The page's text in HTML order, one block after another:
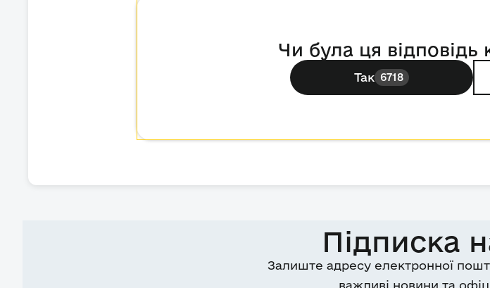
Чи була ця
Так 6718
Підписка
Залиште адресу електронної
важливі новини та